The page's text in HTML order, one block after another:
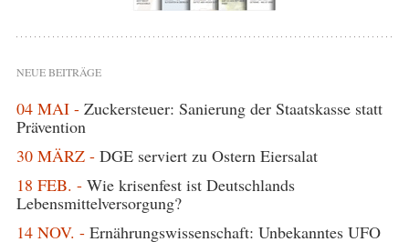
NEUE BEITRÄGE
04 MAI - Zuckersteuer: Sanierung der Staatskasse statt
Prävention
30 MÄRZ - DGE serviert zu Ostern Eiersalat
18 FEB. - Wie krisenfest ist Deutschlands
Lebensmittelversorgung?
14 NOV. - Ernährungswissenschaft: Unbekanntes UFO